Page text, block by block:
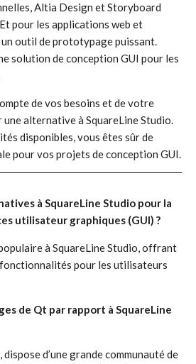
Altia Design et Storyboard
pour les applications web et
outil de prototypage puissant.
solution de conception GUI pour les
de vos besoins et de votre
alternative à SquareLine Studio.
disponibles, vous êtes sûr de
pour vos projets de conception GUI.
à SquareLine Studio pour la
utilisateur graphiques (GUI) ?
à SquareLine Studio, offrant
pour les utilisateurs
de Qt par rapport à SquareLine
d’une grande communauté de